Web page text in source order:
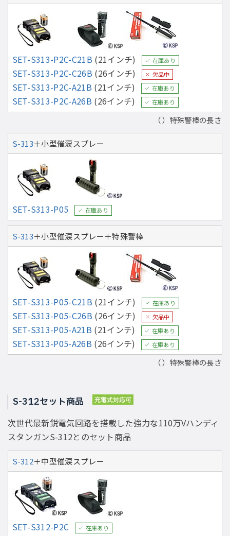
SET-S313-P2C-C21B (21インチ) 在庫あり
SET-S313-P2C-C26B (26インチ) 欠品中
SET-S313-P2C-A21B (21インチ) 在庫あり
SET-S313-P2C-A26B (26インチ) 在庫あり
（ ）特殊警棒の長さ
S-313＋小型催涙スプレー
SET-S313-P05 在庫あり
S-313＋小型催涙スプレー＋特殊警棒
SET-S313-P05-C21B (21インチ) 在庫あり
SET-S313-P05-C26B (26インチ) 欠品中
SET-S313-P05-A21B (21インチ) 在庫あり
SET-S313-P05-A26B (26インチ) 在庫あり
（ ）特殊警棒の長さ
S-312セット商品
次世代最新鋭電気回路を搭載した強力な110万Vハンディ
スタンガンS-312とのセット商品
S-312＋中型催涙スプレー
SET-S312-P2C 在庫あり